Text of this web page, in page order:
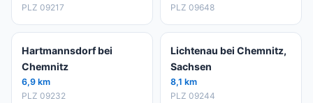
PLZ 09217
PLZ 09648
Hartmannsdorf bei
Chemnitz
6,9 km
PLZ 09232
Lichtenau bei Chemnitz,
Sachsen
8,1 km
PLZ 09244